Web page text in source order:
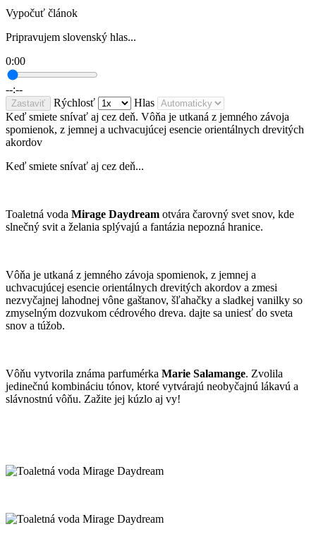
Vypočuť článok
Pripravujem slovenský hlas...
0:00
--:--
Zastaviť Rýchlosť
Hlas
Keď smiete snívať aj cez deň. Vôňa je utkaná z jemného závoja
spomienok, z jemnej a uchvacujúcej esencie orientálnych drevitých
akordov
Keď smiete snívať aj cez deň...
Toaletná voda Mirage Daydream otvára čarovný svet snov, kde
slnečný svit a želania splývajú a fantázia nepozná hranice.
Vôňa je utkaná z jemného závoja spomienok, z jemnej a
uchvacujúcej esencie orientálnych drevitých akordov a zmesi
nezvyčajnej lahodnej vône gaštanov, šľahačky a sladkej vanilky so
zmyselným dozvukom cédrového dreva. dajte sa uniesť do sveta
snov a túžob.
Vôňu vytvorila známa parfumérka Marie Salamange. Zvolila
jedinečnú kombináciu tónov, ktoré vytvárajú neobyčajnú lákavú a
slávnostnú vôňu. Zažite jej kúzlo aj vy!